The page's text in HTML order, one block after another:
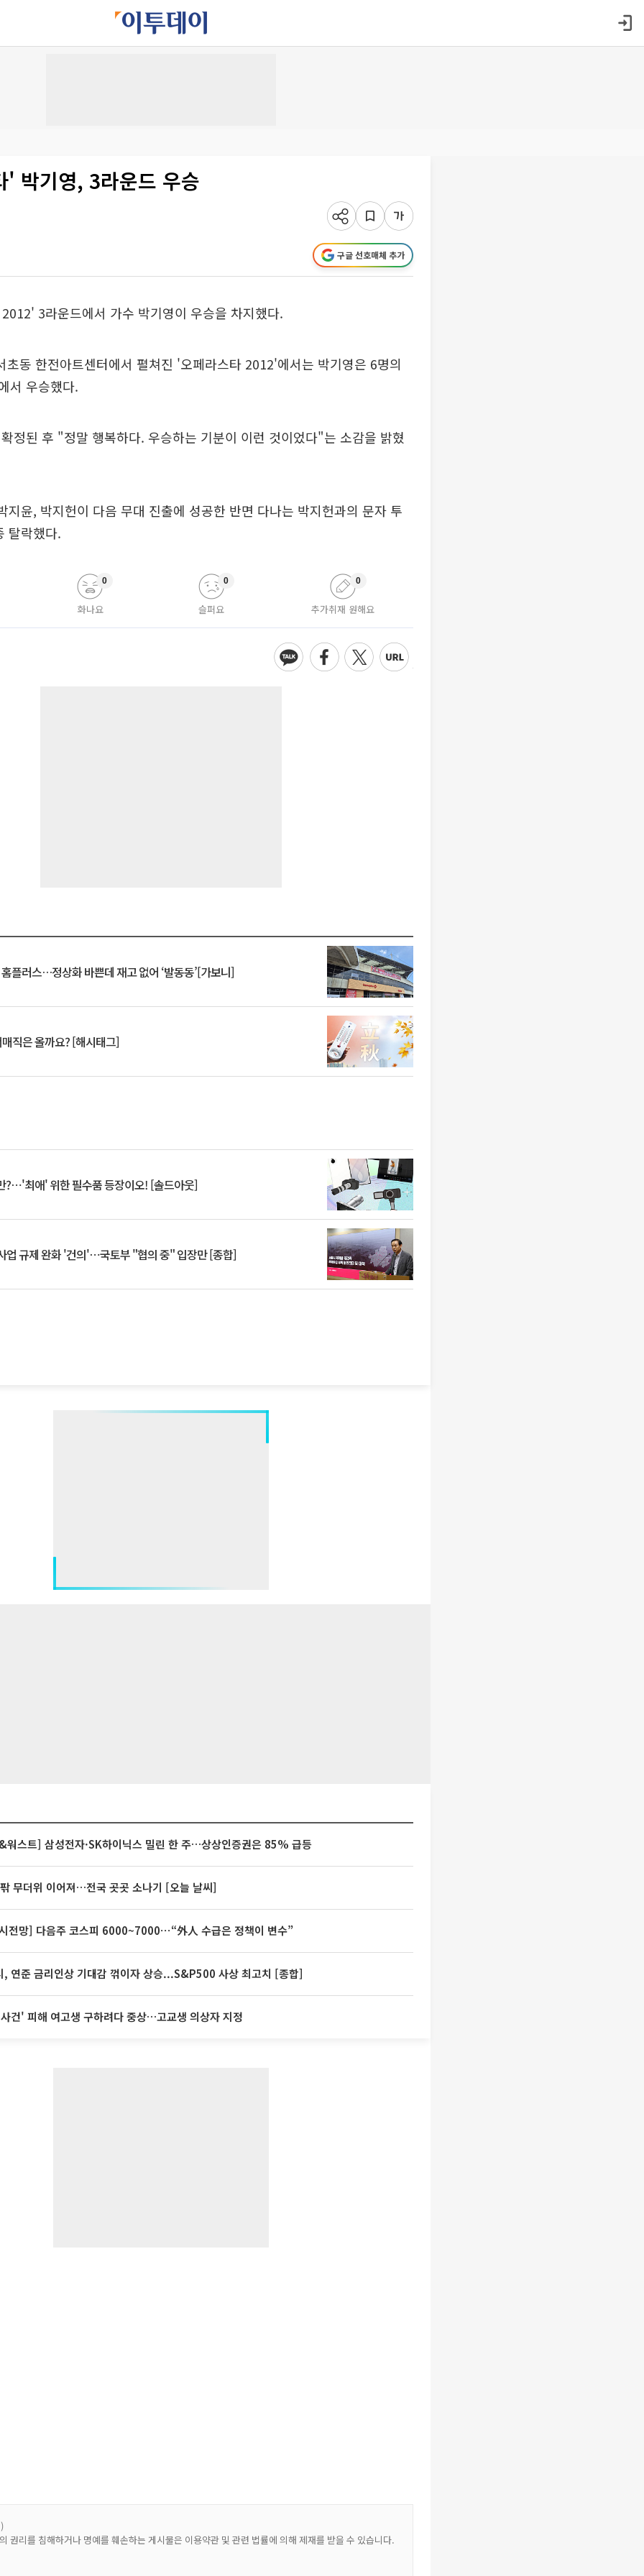
' 박기영, 3라운드 우승
구글 선호매체 추가
3라운드에서 가수 박기영이 우승을 차지했다.
초동 한전아트센터에서 펼쳐진 '오페라스타 2012'에서는 박기영은 6명의
서 우승했다.
정된 후 "정말 행복하다. 우승하는 기분이 이런 것이었다"는 소감을 밝혔
지윤, 박지헌이 다음 무대 진출에 성공한 반면 다나는 박지헌과의 문자 투
탈락했다.
화나요
0
슬퍼요
0
추가취재 원해요
0
플러스…정상화 바쁜데 재고 없어 ‘발동동’[가보니]
직은 올까요? [해시태그]
?⋯'최애' 위한 필수품 등장이오! [솔드아웃]
업 규제 완화 '건의'⋯국토부 "협의 중" 입장만 [종합]
워스트] 삼성전자·SK하이닉스 밀린 한 주…상상인증권은 85% 급등
무더위 이어져…전국 곳곳 소나기 [오늘 날씨]
전망] 다음주 코스피 6000~7000⋯“外人 수급은 정책이 변수”
, 연준 금리인상 기대감 꺾이자 상승...S&P500 사상 최고치 [종합]
건' 피해 여고생 구하려다 중상…고교생 의상자 지정